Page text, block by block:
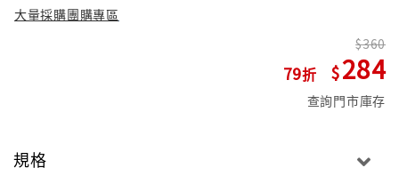
大量採購團購專區
79
360
284
查詢門市庫存
規格